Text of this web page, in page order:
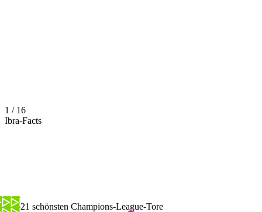
1 / 16
Ibra-Facts
Die 21 schönsten Champions-League-Tore